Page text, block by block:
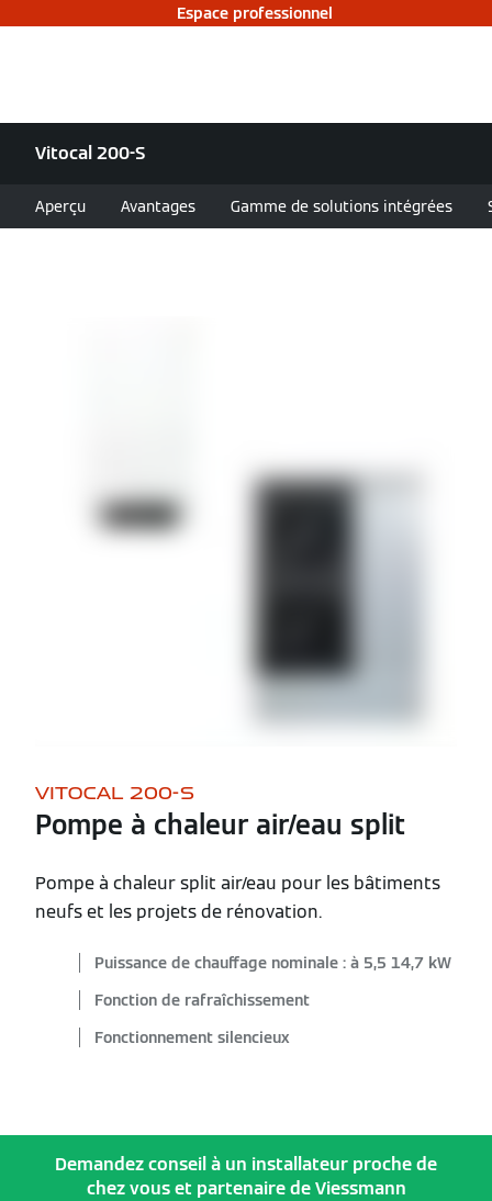
Espace professionnel
Vitocal 200-S
Aperçu Avantages Gamme de solutions intégrées
VITOCAL 200-S
Pompe à chaleur air/eau split
Pompe à chaleur split air/eau pour les bâtiments
neufs et les projets de rénovation.
Puissance de chauffage nominale : à 5,5 14,7 kW
Fonction de rafraîchissement
Fonctionnement silencieux
Demandez conseil à un installateur proche de
chez vous et partenaire de Viessmann